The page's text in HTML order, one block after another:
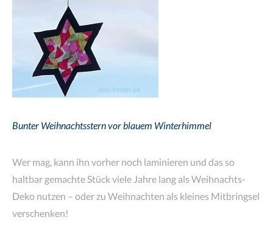
Bunter Weihnachtsstern vor blauem Winterhimmel
Wer mag, kann ihn vorher noch laminieren und das so
haltbar gemachte Stück viele Jahre lang als Weihnachts-
Deko nutzen – oder zu Weihnachten als kleines Mitbringsel
verschenken!